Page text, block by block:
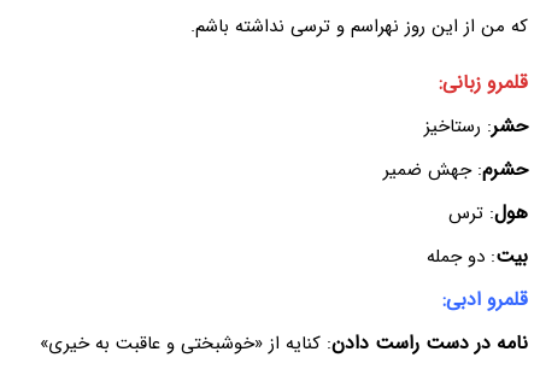
که من از این روز نهراسم و ترسی نداشته باشم.
قلمرو زبانی:
حشر: رستاخیز
حشرم: جهش ضمیر
هول: ترس
بیت: دو جمله
قلمرو ادبی:
نامه در دست راست دادن: کنایه از «خوشبختی و عاقبت به خیری»